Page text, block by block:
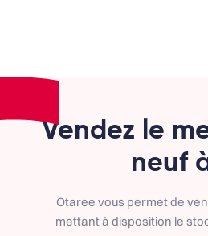
Vendez le
neuf
Otaree vous permet de
mettant à disposition le